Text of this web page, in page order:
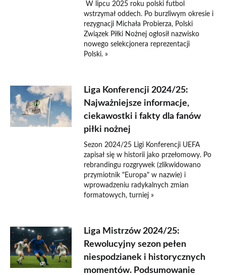
W lipcu 2025 roku polski futbol
wstrzymał oddech. Po burzliwym okresie i
rezygnacji Michała Probierza, Polski
Związek Piłki Nożnej ogłosił nazwisko
nowego selekcjonera reprezentacji
Polski. »
Liga Konferencji 2024/25:
Najważniejsze informacje,
ciekawostki i fakty dla fanów
piłki nożnej
Sezon 2024/25 Ligi Konferencji UEFA
zapisał się w historii jako przełomowy. Po
rebrandingu rozgrywek (zlikwidowano
przymiotnik "Europa" w nazwie) i
wprowadzeniu radykalnych zmian
formatowych, turniej »
Liga Mistrzów 2024/25:
Rewolucyjny sezon pełen
niespodzianek i historycznych
momentów. Podsumowanie